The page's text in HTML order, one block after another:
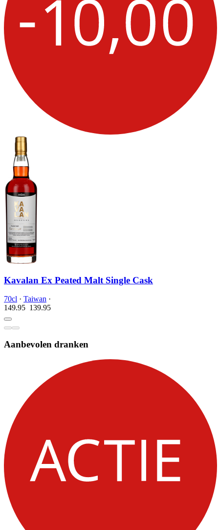
Kavalan Ex Peated Malt Single Cask
70cl · Taiwan ·
149.95 139.95
Aanbevolen dranken